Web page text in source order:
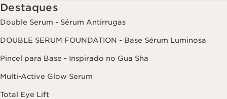
as suas informações, assim como o direito de se opor e impedir o
respetivo processamento. Poderá exercer este direito,
contactando-nos. Para mais informações, consulte a nossa política
de privacidade, clicando aqui
Destaques
Double Serum - Sérum Antirrugas
DOUBLE SERUM FOUNDATION - Base Sérum Luminosa
Pincel para Base - Inspirado no Gua Sha
Multi-Active Glow Serum
Total Eye Lift